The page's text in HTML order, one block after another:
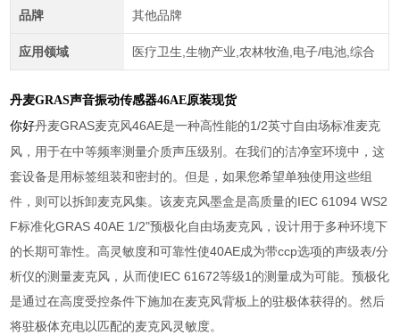
品牌 其他品牌
应用领域 医疗卫生,生物产业,农林牧渔,电子/电池,综合
丹麦GRAS声音振动传感器46AE原装现货
你好丹麦GRAS麦克风46AE是一种高性能的1/2英寸自由场标准麦克
风，用于在中等频率测量介质声压级别。在我们的洁净室环境中，这
套设备是用标签组装和密封的。但是，如果您希望单独使用这些组
件，则可以拆卸麦克风集。该麦克风墨盒是高质量的IEC 61094 WS2
F标准化GRAS 40AE 1/2"预极化自由场麦克风，设计用于多种环境下
的长期可靠性。高灵敏度和可靠性使40AE成为带ccp选项的声级表/分
析仪的测量麦克风，从而使IEC 61672等级1的测量成为可能。预极化
是通过在高度受控条件下施加在麦克风背板上的驻极体获得的。然后
将驻极体充电以匹配的麦克风灵敏度。